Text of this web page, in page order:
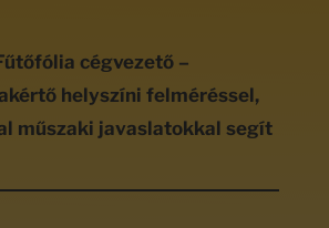
cégvezető –
helyszíni felméréssel,
műszaki javaslatokkal segít